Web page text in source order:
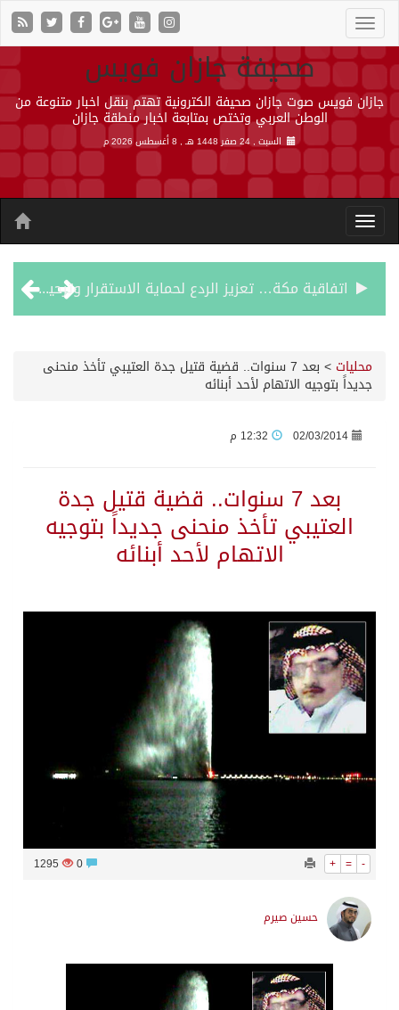
صحيفة جازان فويس
جازان فويس صوت جازان صحيفة الكترونية تهتم بنقل اخبار متنوعة من
الوطن العربي وتختص بمتابعة اخبار منطقة جازان
السبت , 24 صفر 1448 هـ , 8 أغسطس 2026 م
اتفاقية مكة… تعزيز الردع لحماية الاستقرار وترحيب اقليمي ودولي بها
حالة الطقس المتوقعة اليوم في المملكة
قمة سعودية – تركية – باكستانية في جدة
محليات > بعد 7 سنوات.. قضية قتيل جدة العتيبي تأخذ منحنى
جديداً بتوجيه الاتهام لأحد أبنائه
02/03/2014
بعد 7 سنوات.. قضية قتيل جدة
العتيبي تأخذ منحنى جديداً بتوجيه
الاتهام لأحد أبنائه
+ = -
1295
حسين صيرم